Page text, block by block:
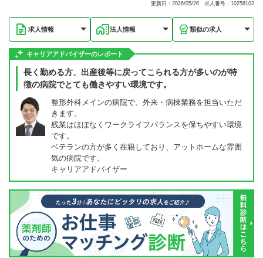
更新日：2026/05/26 求人番号：10258102
求人情報 法人情報 類似の求人
キャリアアドバイザーのレポート
長く勤める方、出産後等に戻ってこられる方が多いのが特
徴の病院でとても働きやすい環境です。
整形外科メインの病院で、外来・病棟業務を担当いただ
きます。
残業はほぼなくワークライフバランスを保ちやすい環境
です。
ベテランの方が多く在籍しており、アットホームな雰囲
気の病院です。
キャリアアドバイザー